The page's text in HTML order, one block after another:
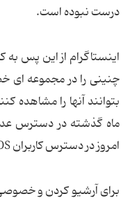
درست نبوده است.
اینستاگرام از این پس
چنینی را در مجموعه ای
بتوانند آنها را مشاهده
ماه گذشته در دسترس
امروز در دسترس کاربران iOS و اندروید قرار گرفت.
برای آرشیو کردن و